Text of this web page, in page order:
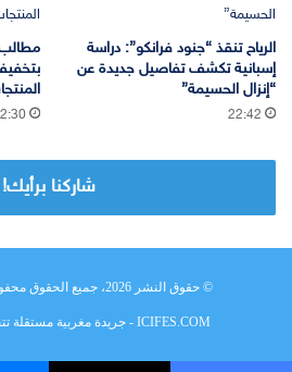
الرياح تنقذ “جنود فرانكو”: دراسة
إسبانية تكشف تفاصيل جديدة عن
“إنزال الحسيمة”
22:42
شاركنا برأيك!
© حقوق النشر 2026، جميع الحقوق محفوظة |
ICIFES.COM - جريدة مغربية مستقلة تتجدد على مدار الساعة